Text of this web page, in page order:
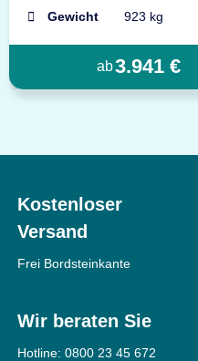
Gewicht
923 kg
ab3.941 €
Kostenloser
Versand
Frei Bordsteinkante
Wir beraten Sie
Hotline: 0800 23 45 672